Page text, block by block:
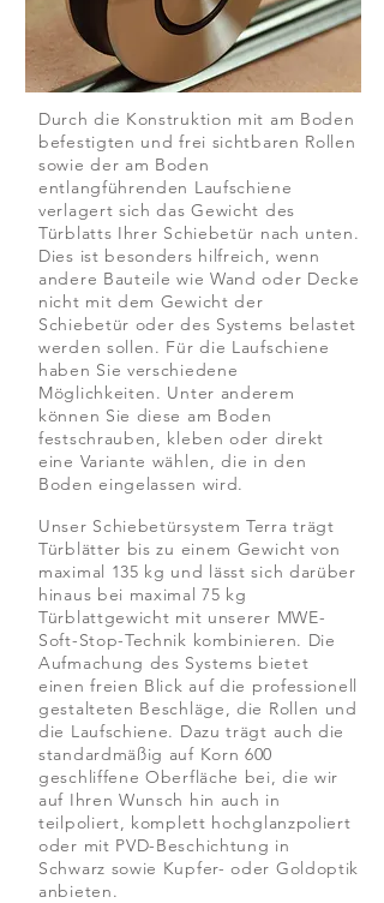
Durch die Konstruktion mit am Boden
befestigten und frei sichtbaren Rollen
sowie der am Boden
entlangführenden Laufschiene
verlagert sich das Gewicht des
Türblatts Ihrer Schiebetür nach unten.
Dies ist besonders hilfreich, wenn
andere Bauteile wie Wand oder Decke
nicht mit dem Gewicht der
Schiebetür oder des Systems belastet
werden sollen. Für die Laufschiene
haben Sie verschiedene
Möglichkeiten. Unter anderem
können Sie diese am Boden
festschrauben, kleben oder direkt
eine Variante wählen, die in den
Boden eingelassen wird.
Unser Schiebetürsystem Terra trägt
Türblätter bis zu einem Gewicht von
maximal 135 kg und lässt sich darüber
hinaus bei maximal 75 kg
Türblattgewicht mit unserer MWE-
Soft-Stop-Technik kombinieren. Die
Aufmachung des Systems bietet
einen freien Blick auf die professionell
gestalteten Beschläge, die Rollen und
die Laufschiene. Dazu trägt auch die
standardmäßig auf Korn 600
geschliffene Oberfläche bei, die wir
auf Ihren Wunsch hin auch in
teilpoliert, komplett hochglanzpoliert
oder mit PVD-Beschichtung in
Schwarz sowie Kupfer- oder Goldoptik
anbieten.